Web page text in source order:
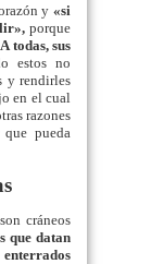
y «si
porque
A todas, sus
estos no
y rendirles
en el cual
razones
pueda
cráneos
que datan